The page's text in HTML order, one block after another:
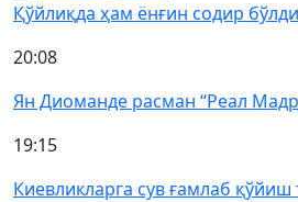
Қўйлиқда ҳам ёнғин содир бўлди
20:08
Ян Диоманде расман “Реал
19:15
Киевликларга сув ғамлаб қўйиш